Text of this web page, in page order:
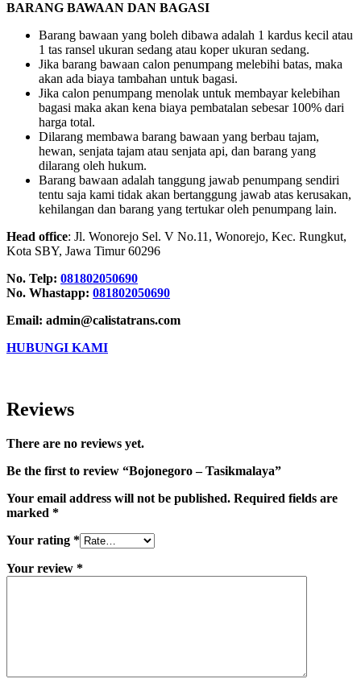
BARANG BAWAAN DAN BAGASI
Barang bawaan yang boleh dibawa adalah 1 kardus kecil atau
1 tas ransel ukuran sedang atau koper ukuran sedang.
Jika barang bawaan calon penumpang melebihi batas, maka
akan ada biaya tambahan untuk bagasi.
Jika calon penumpang menolak untuk membayar kelebihan
bagasi maka akan kena biaya pembatalan sebesar 100% dari
harga total.
Dilarang membawa barang bawaan yang berbau tajam,
hewan, senjata tajam atau senjata api, dan barang yang
dilarang oleh hukum.
Barang bawaan adalah tanggung jawab penumpang sendiri
tentu saja kami tidak akan bertanggung jawab atas kerusakan,
kehilangan dan barang yang tertukar oleh penumpang lain.
Head office: Jl. Wonorejo Sel. V No.11, Wonorejo, Kec. Rungkut,
Kota SBY, Jawa Timur 60296
No. Telp: 081802050690
No. Whastapp: 081802050690
Email: admin@calistatrans.com
HUBUNGI KAMI
Reviews
There are no reviews yet.
Be the first to review “Bojonegoro – Tasikmalaya”
Your email address will not be published. Required fields are
marked *
Your rating *
Your review *